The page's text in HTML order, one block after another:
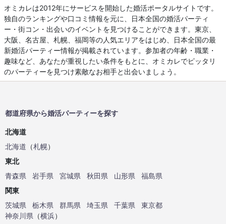
オミカレは2012年にサービスを開始した婚活ポータルサイトです。
独自のランキングや口コミ情報を元に、日本全国の婚活パーティ
ー・街コン・出会いのイベントを見つけることができます。東京、
大阪、名古屋、札幌、福岡等の人気エリアをはじめ、日本全国の最
新婚活パーティー情報が掲載されています。参加者の年齢・職業・
趣味など、あなたが重視したい条件をもとに、オミカレでピッタリ
のパーティーを見つけ素敵なお相手と出会いましょう。
都道府県から婚活パーティーを探す
北海道
北海道 （札幌）
東北
青森県
岩手県 宮城県 秋田県 山形県
福島県
関東
茨城県
栃木県 群馬県 埼玉県 千葉県
東京都
神奈川県 （横浜）